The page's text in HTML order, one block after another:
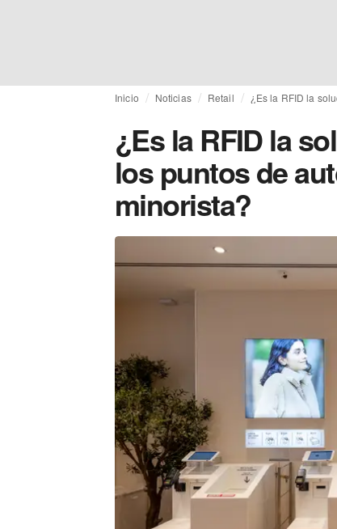
Inicio Noticias Retail ¿Es la RFID la
¿Es la RFID la
los puntos de
minorista?